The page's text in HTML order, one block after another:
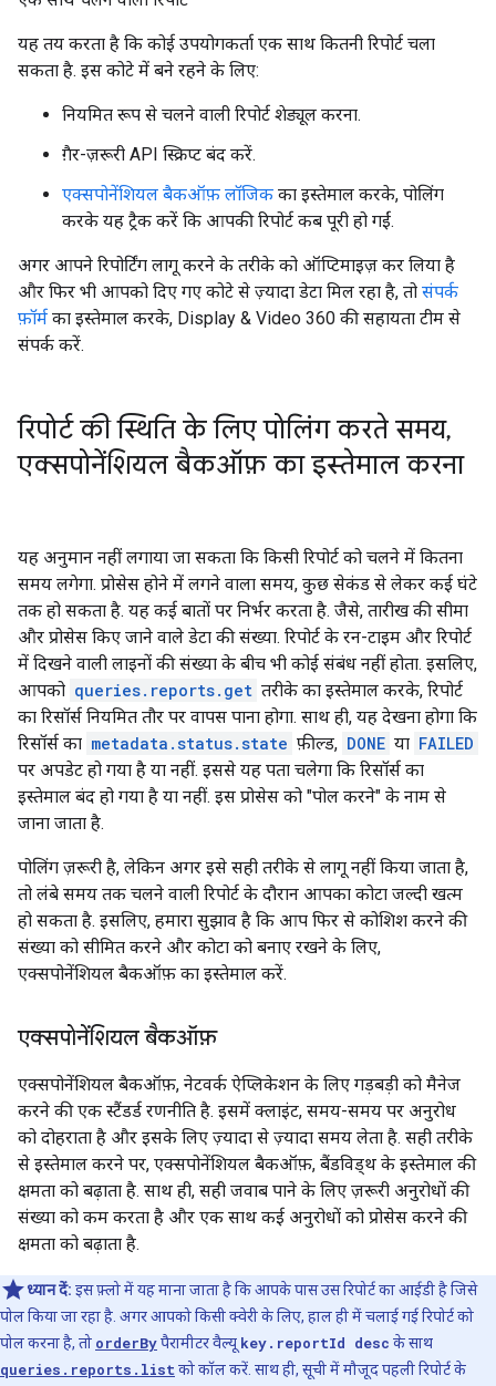
यह तय करता है कि कोई उपयोगकर्ता एक साथ कितनी रिपोर्ट चला
सकता है. इस कोटे में बने रहने के लिए:
नियमित रूप से चलने वाली रिपोर्ट शेड्यूल करना.
ग़ैर-ज़रूरी API स्क्रिप्ट बंद करें.
एक्सपोनेंशियल बैकऑफ़ लॉजिक का इस्तेमाल करके, पोलिंग
करके यह ट्रैक करें कि आपकी रिपोर्ट कब पूरी हो गईं.
अगर आपने रिपोर्टिंग लागू करने के तरीके को ऑप्टिमाइज़ कर लिया है
और फिर भी आपको दिए गए कोटे से ज़्यादा डेटा मिल रहा है, तो संपर्क
फ़ॉर्म का इस्तेमाल करके, Display & Video 360 की सहायता टीम से
संपर्क करें.
रिपोर्ट की स्थिति के लिए पोलिंग करते समय,
एक्सपोनेंशियल बैकऑफ़ का इस्तेमाल करना
यह अनुमान नहीं लगाया जा सकता कि किसी रिपोर्ट को चलने में कितना
समय लगेगा. प्रोसेस होने में लगने वाला समय, कुछ सेकंड से लेकर कई घंटे
तक हो सकता है. यह कई बातों पर निर्भर करता है. जैसे, तारीख की सीमा
और प्रोसेस किए जाने वाले डेटा की संख्या. रिपोर्ट के रन-टाइम और रिपोर्ट
में दिखने वाली लाइनों की संख्या के बीच भी कोई संबंध नहीं होता. इसलिए,
आपको queries.reports.get तरीके का इस्तेमाल करके, रिपोर्ट
का रिसॉर्स नियमित तौर पर वापस पाना होगा. साथ ही, यह देखना होगा कि
रिसॉर्स का metadata.status.state फ़ील्ड, DONE या FAILED
पर अपडेट हो गया है या नहीं. इससे यह पता चलेगा कि रिसॉर्स का
इस्तेमाल बंद हो गया है या नहीं. इस प्रोसेस को "पोल करने" के नाम से
जाना जाता है.
पोलिंग ज़रूरी है, लेकिन अगर इसे सही तरीके से लागू नहीं किया जाता है,
तो लंबे समय तक चलने वाली रिपोर्ट के दौरान आपका कोटा जल्दी खत्म
हो सकता है. इसलिए, हमारा सुझाव है कि आप फिर से कोशिश करने की
संख्या को सीमित करने और कोटा को बनाए रखने के लिए,
एक्सपोनेंशियल बैकऑफ़ का इस्तेमाल करें.
एक्सपोनेंशियल बैकऑफ़
एक्सपोनेंशियल बैकऑफ़, नेटवर्क ऐप्लिकेशन के लिए गड़बड़ी को मैनेज
करने की एक स्टैंडर्ड रणनीति है. इसमें क्लाइंट, समय-समय पर अनुरोध
को दोहराता है और इसके लिए ज़्यादा से ज़्यादा समय लेता है. सही तरीके
से इस्तेमाल करने पर, एक्सपोनेंशियल बैकऑफ़, बैंडविड्थ के इस्तेमाल की
क्षमता को बढ़ाता है. साथ ही, सही जवाब पाने के लिए ज़रूरी अनुरोधों की
संख्या को कम करता है और एक साथ कई अनुरोधों को प्रोसेस करने की
क्षमता को बढ़ाता है.
ध्यान दें: इस फ़्लो में यह माना जाता है कि आपके पास उस रिपोर्ट का आईडी है जिसे
पोल किया जा रहा है. अगर आपको किसी क्वेरी के लिए, हाल ही में चलाई गई रिपोर्ट को
पोल करना है, तो orderByपैरामीटर वैल्यू key.reportId desc के साथ
queries.reports.list को कॉल करें. साथ ही, सूची में मौजूद पहली रिपोर्ट के